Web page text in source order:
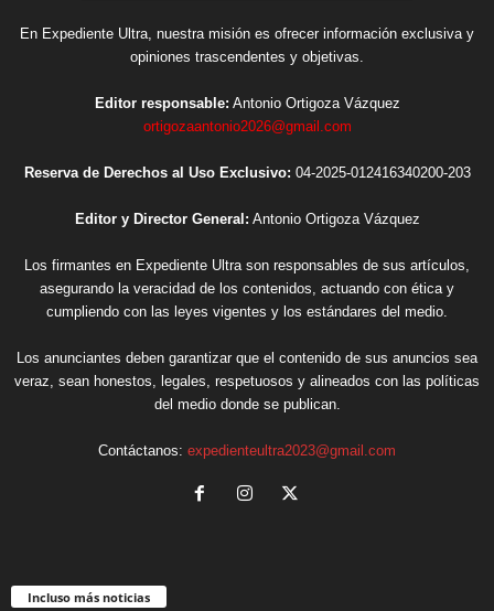
En Expediente Ultra, nuestra misión es ofrecer información exclusiva y
opiniones trascendentes y objetivas.
Editor responsable: Antonio Ortigoza Vázquez
ortigozaantonio2026@gmail.com
Reserva de Derechos al Uso Exclusivo: 04-2025-012416340200-203
Editor y Director General: Antonio Ortigoza Vázquez
Los firmantes en Expediente Ultra son responsables de sus artículos,
asegurando la veracidad de los contenidos, actuando con ética y
cumpliendo con las leyes vigentes y los estándares del medio.
Los anunciantes deben garantizar que el contenido de sus anuncios sea
veraz, sean honestos, legales, respetuosos y alineados con las políticas
del medio donde se publican.
Contáctanos: expedienteultra2023@gmail.com
Incluso más noticias